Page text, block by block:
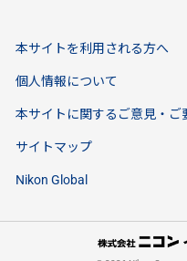
本サイトを利用される方へ
個人情報について
本サイトに関するご意見・ご
サイトマップ
Nikon Global